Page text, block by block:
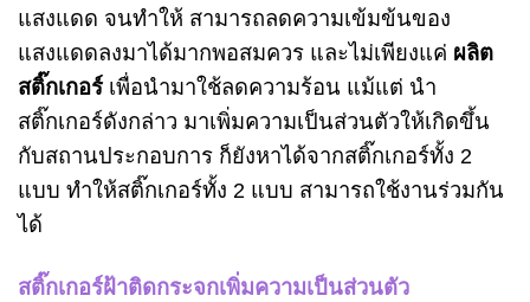
แสงแดด จนทำให้ สามารถลดความเข้มข้นของ
แสงแดดลงมาได้มากพอสมควร และไม่เพียงแค่ ผลิต
สติ๊กเกอร์ เพื่อนำมาใช้ลดความร้อน แม้แต่ นำ
สติ๊กเกอร์ดังกล่าว มาเพิ่มความเป็นส่วนตัวให้เกิดขึ้น
กับสถานประกอบการ ก็ยังหาได้จากสติ๊กเกอร์ทั้ง 2
แบบ ทำให้สติ๊กเกอร์ทั้ง 2 แบบ สามารถใช้งานร่วมกัน
ได้
สติ๊กเกอร์ฝ้าติดกระจกเพิ่มความเป็นส่วนตัว